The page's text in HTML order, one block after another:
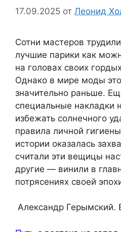
17.09.2025 от Леонид
Сотни мастеров
лучшие парики как
на головах своих
Однако в мире моды
значительно раньше.
специальные накладки
избежать солнечного
правила личной
истории оказалась
считали эти вещицы
другие — винили в
потрясениях своей
Александр Герымский.